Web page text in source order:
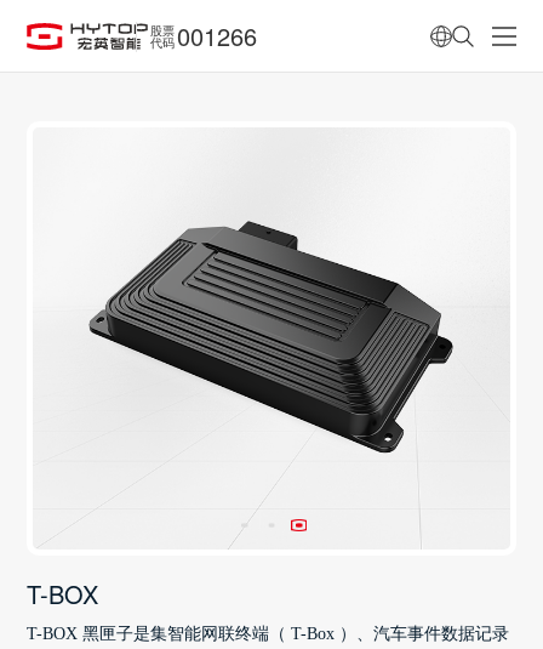
股票
代码 001266
T-BOX
T-BOX 黑匣子是集智能网联终端（ T-Box ）、汽车事件数据记录